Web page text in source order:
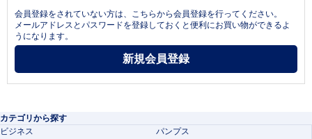
会員登録をされていない方は、こちらから会員登録を行ってください。
メールアドレスとパスワードを登録しておくと便利にお買い物ができるよ
うになります。
カテゴリから探す
ビジネス
パンプス